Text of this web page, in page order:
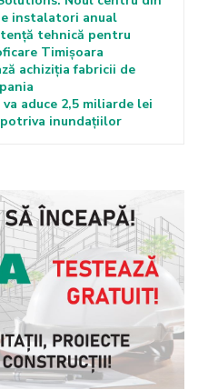
instalatori anual
tehnică pentru
Timișoara
achiziția fabricii de
aduce 2,5 miliarde lei
inundaţiilor